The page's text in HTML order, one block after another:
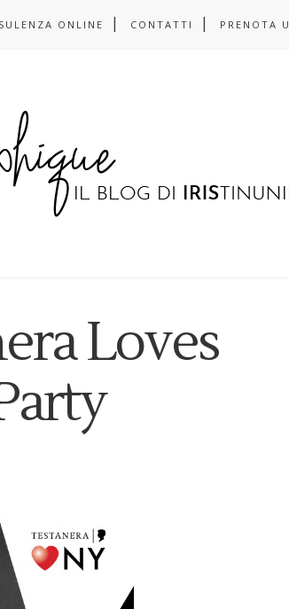
ONLINE CONTATTI PRENOTA
Loves